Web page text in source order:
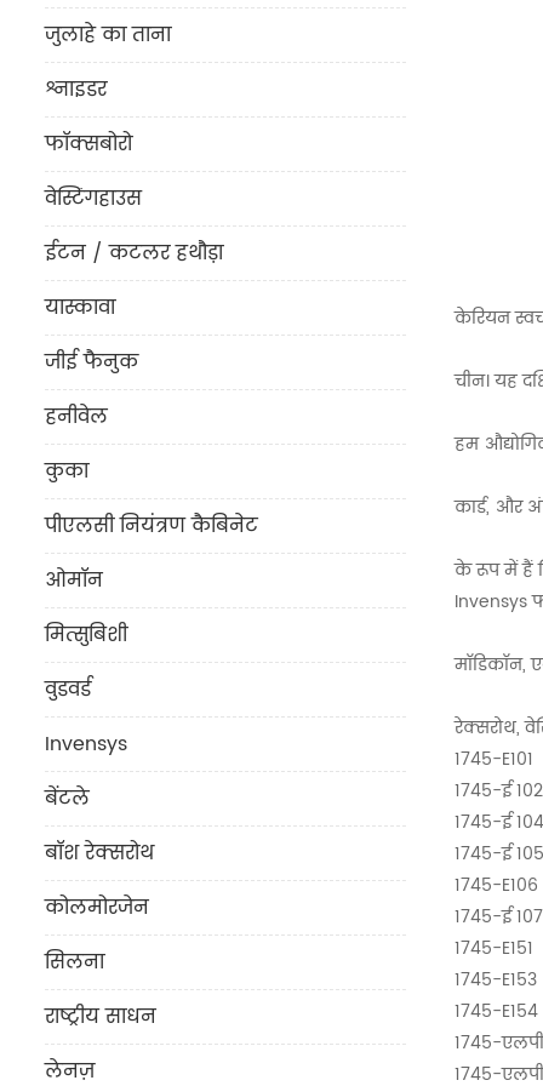
केरियन
चीन। यह
हम
कार्ड, और
के रूप में हैं
Invensys
मॉडिकॉन,
रेक्सरोथ,
1745-E101
1745-ई 102
1745-ई 104
1745-ई 105
1745-E106
1745-ई 107
1745-E151
1745-E153
1745-E154
1745-एलपी
1745-
जुलाहे का ताना
श्नाइडर
फॉक्सबोरो
वेस्टिंगहाउस
ईटन / कटलर हथौड़ा
यास्कावा
जीई फैनुक
हनीवेल
कुका
पीएलसी नियंत्रण कैबिनेट
ओमॉन
मित्सुबिशी
वुडवर्ड
Invensys
बेंटले
बॉश रेक्सरोथ
कोलमोरजेन
सिलना
राष्ट्रीय साधन
लेनज़